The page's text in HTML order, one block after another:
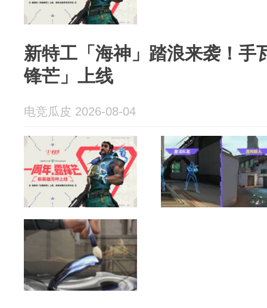
新特工「海神」踏浪来袭！手
锋芒」上线
电竞瓜皮 2026-08-04